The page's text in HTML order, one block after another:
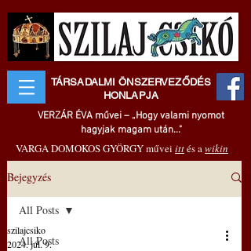
TÁRSADALMI ÖNSZERVEZŐDÉS
HONLAPJA
VERZÁR ÉVA művei – „Hogy valami nyomot
hagyjak magam után..."
VARGA DOMOKOS GYÖRGY művei ittés awikin
Bejegyzés
All Posts
All Posts
szilajcsiko
2024. júl. 9.